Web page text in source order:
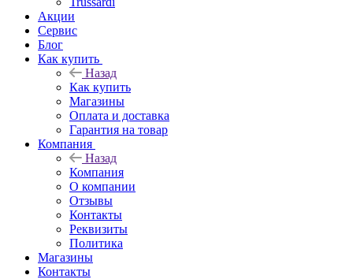
Акции
Сервис
Блог
Как купить
Назад
Как купить
Магазины
Оплата и доставка
Гарантия на товар
Компания
Назад
Компания
О компании
Отзывы
Контакты
Реквизиты
Политика
Магазины
Контакты